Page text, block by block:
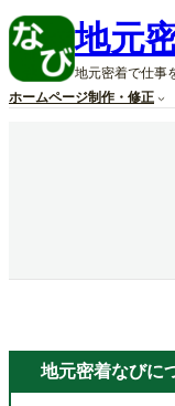
内
容
を
ス
キ
地元
地元密着で仕事
ホームページ制作・修正
地元密着なびに